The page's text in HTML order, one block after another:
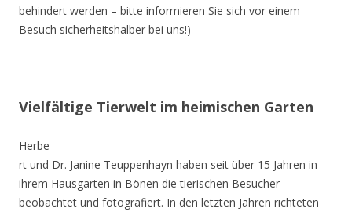
behindert werden – bitte informieren Sie sich vor einem
Besuch sicherheitshalber bei uns!)
Vielfältige Tierwelt im heimischen Garten
Herbe
rt und Dr. Janine Teuppenhayn haben seit über 15 Jahren in
ihrem Hausgarten in Bönen die tierischen Besucher
beobachtet und fotografiert. In den letzten Jahren richteten